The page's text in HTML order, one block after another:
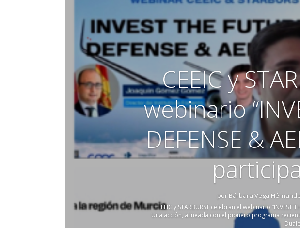
CEEIC y
webinario
DEFENSE &
por Bárbara Vega
EEIC y STARBURST celebran el webinario “INVEST
Una acción, alineada con el pionero programa